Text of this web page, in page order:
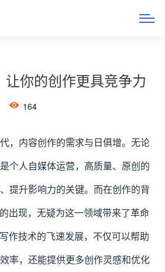
让你的创作更具竞争力
164
，内容创作的需求与日俱增。无论
个人自媒体运营，高质量、原创的
提升影响力的关键。而在创作的背
出现，无疑为这一领域带来了革命
作技术的飞速发展，不仅可以帮助
率，还能提供更多创作灵感和优化